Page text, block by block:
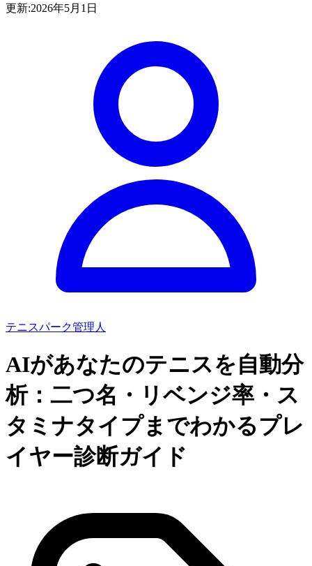
更新:2026年5月1日
テニスパーク管理人
AIがあなたのテニスを自動分
析：二つ名・リベンジ率・ス
タミナタイプまでわかるプレ
イヤー診断ガイド